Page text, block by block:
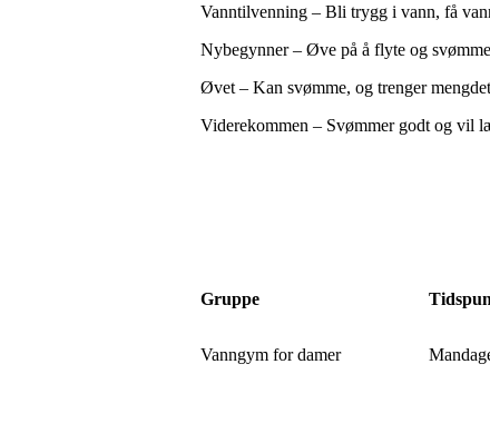
Vanntilvenning – Bli trygg i vann, få
Nybegynner – Øve på å flyte og
Øvet – Kan svømme, og trenger
Viderekommen – Svømmer godt og vil
Gruppe
Vanngym for damer